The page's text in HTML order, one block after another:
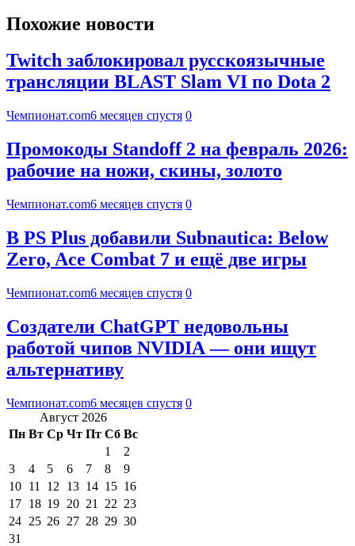
Похожие новости
Twitch заблокировал русскоязычные
трансляции BLAST Slam VI по Dota 2
Чемпионат.com6 месяцев спустя 0
Промокоды Standoff 2 на февраль 2026:
рабочие на ножи, скины, золото
Чемпионат.com6 месяцев спустя 0
В PS Plus добавили Subnautica: Below
Zero, Ace Combat 7 и ещё две игры
Чемпионат.com6 месяцев спустя 0
Создатели ChatGPT недовольны
работой чипов NVIDIA — они ищут
альтернативу
Чемпионат.com6 месяцев спустя 0
Август 2026
Пн Вт Ср Чт Пт Сб Вс
1
2
3
4 5 6 7 8
9
10 11 12 13 14 15 16
17 18 19 20 21 22 23
24 25 26 27 28 29 30
31